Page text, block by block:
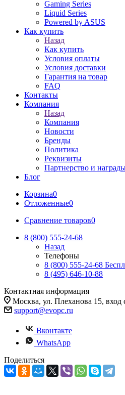
Gaming Series
Liquid Series
Powered by ASUS
Как купить
Назад
Как купить
Условия оплаты
Условия доставки
Гарантия на товар
FAQ
Контакты
Компания
Назад
Компания
Новости
Бренды
Политика
Реквизиты
Партнерство и
Блог
Корзина0
Отложенные0
Сравнение товаров0
8 (800) 555-24-68
Назад
Телефоны
8 (800) 555-24-68
8 (495) 646-10-88
Контактная информация
Москва, ул. Плеханова 15,
support@evopc.ru
Вконтакте
WhatsApp
Поделиться